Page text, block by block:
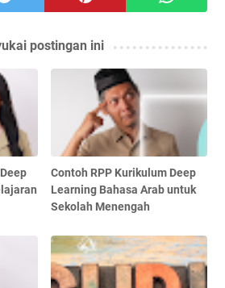
postingan ini
Contoh RPP Kurikulum Deep
Learning Bahasa Arab untuk
Sekolah Menengah